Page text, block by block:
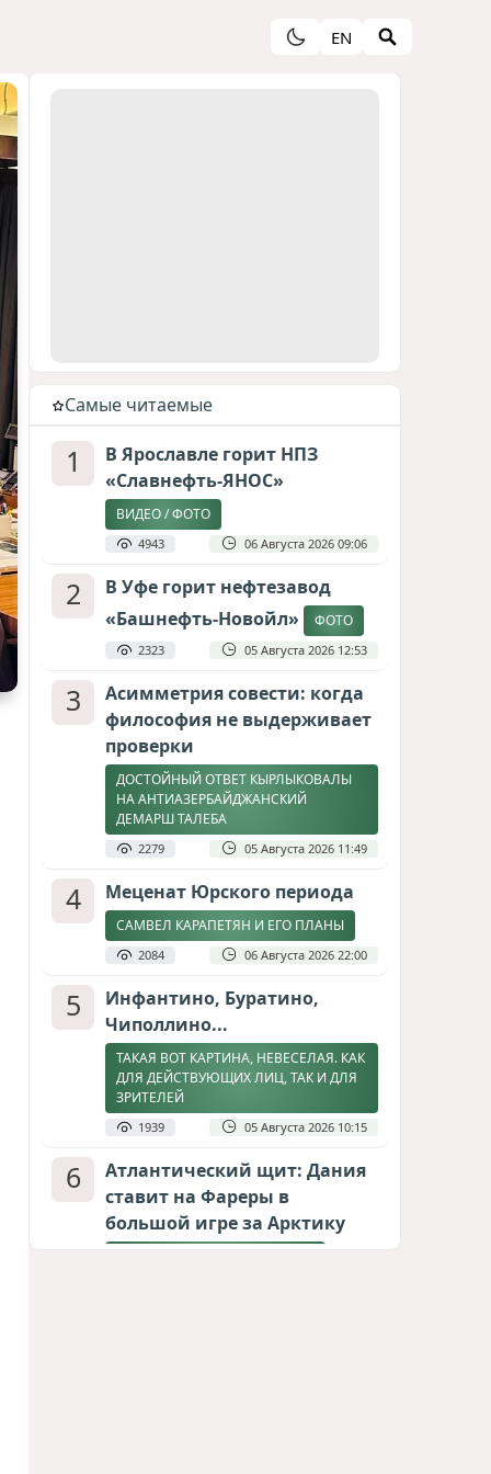
EN
Cамые читаемые
1
В Ярославле горит НПЗ
«Славнефть-ЯНОС»
ВИДЕО / ФОТО
4943 06 Августа 2026 09:06
2
В Уфе горит нефтезавод
«Башнефть-Новойл»
ФОТО
2323 05 Августа 2026 12:53
3
Асимметрия совести: когда
философия не выдерживает
проверки
ДОСТОЙНЫЙ ОТВЕТ КЫРЛЫКОВАЛЫ
НА АНТИАЗЕРБАЙДЖАНСКИЙ
ДЕМАРШ ТАЛЕБА
2279 05 Августа 2026 11:49
4 Меценат Юрского периода
САМВЕЛ КАРАПЕТЯН И ЕГО ПЛАНЫ
2084 06 Августа 2026 22:00
5
Инфантино, Буратино,
Чиполлино...
ТАКАЯ ВОТ КАРТИНА, НЕВЕСЕЛАЯ. КАК
ДЛЯ ДЕЙСТВУЮЩИХ ЛИЦ, ТАК И ДЛЯ
ЗРИТЕЛЕЙ
1939 05 Августа 2026 10:15
6
Атлантический щит: Дания
ставит на Фареры в
большой игре за Арктику